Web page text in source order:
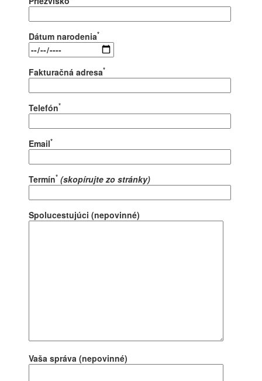
Dátum narodenia*
Fakturačná adresa*
Telefón*
Email*
Termín* (skopírujte zo stránky)
Spolucestujúci (nepovinné)
Vaša správa (nepovinné)